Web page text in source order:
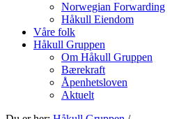
Norwegian Forwarding
Håkull Eiendom
Våre folk
Håkull Gruppen
Om Håkull Gruppen
Bærekraft
Åpenhetsloven
Aktuelt